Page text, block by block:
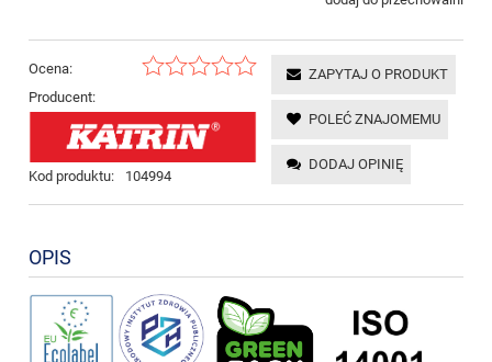
Ocena:
Producent:
Kod produktu: 104994
ZAPYTAJ O PRODUKT
POLEĆ ZNAJOMEMU
DODAJ OPINIĘ
OPIS